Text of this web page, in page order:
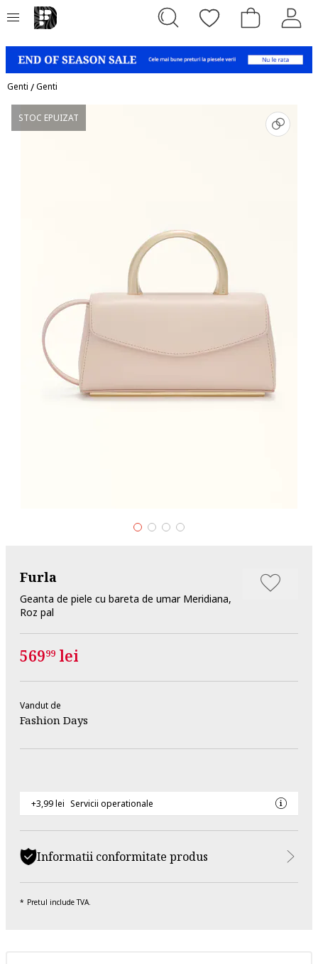
Genti /Genti
STOC EPUIZAT
Furla
Geanta de piele cu bareta de umar Meridiana,
Roz pal
56999 lei
Vandut de
Fashion Days
+3,99 lei Servicii operationale
Informatii conformitate produs
Pretul include TVA.